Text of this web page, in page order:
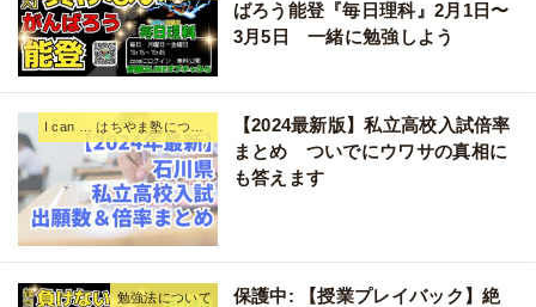
ばろう能登『毎日理科』2月1日〜
3月5日 一緒に勉強しよう
【2024最新版】私立高校入試倍率
まとめ ついでにウワサの真相に
も答えます
勉強法について
保護中: 【授業プレイバック】絶